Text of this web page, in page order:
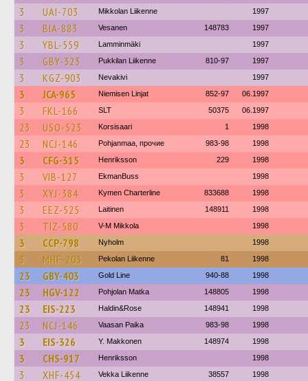
3 UAI-703 Mikkolan Liikenne 1997
3 BIA-883 Vesanen 148783 1997
3 YBL-559 Lamminmäki 1997
3 GBY-323 Pukkilan Liikenne 810-97 1997
3 KGZ-903 Nevakivi 1997
3 JCA-965 Niemisen Linjat 852-97 06.1997
3 FKL-166 SLT 50375 06.1997
23 USO-523 Korsisaari 1 1998
23 NCJ-146 Pohjanmaa, прочие 983-98 1998
3 CFG-315 Henriksson 229 1998
3 VIB-127 EkmanBuss 1998
3 XYJ-384 Kymen Charterline 833688 1998
3 EEZ-525 Laitinen 148911 1998
3 TIZ-580 V-M Mikkola 1998
3 CCP-798 Nyholm 1998
3 MHF-203 Pekolan Liikenne 81 1998
23 GBY-403 Gold Line 940-88 1998
23 HGV-122 Pohjolan Matka 148805 1998
23 EIS-223 Haldin&Rose 148941 1998
23 NCJ-146 Vaasan Paika 983-98 1998
3 EIS-326 Y. Makkonen 148974 1998
3 CHS-917 Henriksson 1998
3 XHF-454 Vekka Liikenne 38557 1998